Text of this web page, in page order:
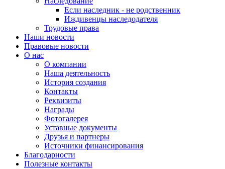
Если наследник - не родственник
Иждивенцы наследодателя
Трудовые права
Наши новости
Правовые новости
О нас
О компании
Наша деятельность
История создания
Контакты
Реквизиты
Награды
Фотогалерея
Уставные документы
Друзья и партнеры
Источники финансирования
Благодарности
Полезные контакты